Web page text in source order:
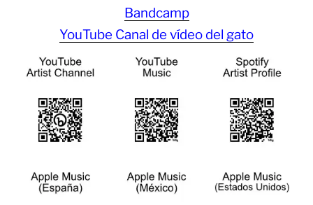
Bandcamp
YouTube Canal de vídeo del gato